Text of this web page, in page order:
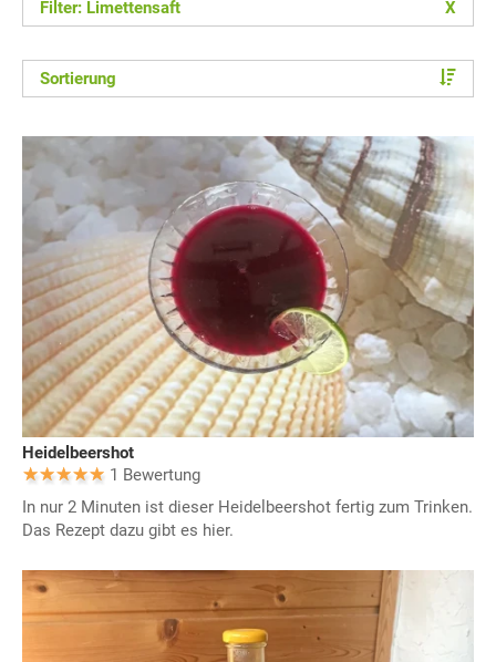
Filter: Limettensaft X
Sortierung
Heidelbeershot
1 Bewertung
In nur 2 Minuten ist dieser Heidelbeershot fertig zum Trinken.
Das Rezept dazu gibt es hier.